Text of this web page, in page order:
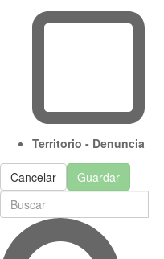
Territorio - Denuncia
Cancelar Guardar